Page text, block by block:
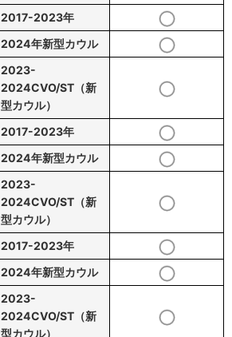
2017-2023年
2024年新型カウル
2023-
2024CVO/ST（新
型カウル）
2017-2023年
2024年新型カウル
2023-
2024CVO/ST（新
型カウル）
2017-2023年
2024年新型カウル
2023-
2024CVO/ST（新
型カウル）